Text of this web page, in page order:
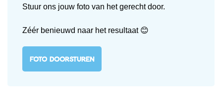
Stuur ons jouw foto van het gerecht door.
Zéér benieuwd naar het resultaat 😊
FOTO DOORSTUREN